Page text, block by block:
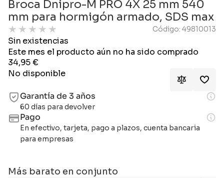
Broca Dnipro-M PRO 4X 25 mm 540
mm para hormigón armado, SDS max
★ ★ ★ ★ ★ Código: 49810013
Sin existencias
Este mes el producto aún no ha sido comprado
34,95€
No disponible
Garantía de 3 años
60 días para devolver
Pago
En efectivo, tarjeta, pago a plazos, cuenta bancaria
para empresas
Más barato en conjunto